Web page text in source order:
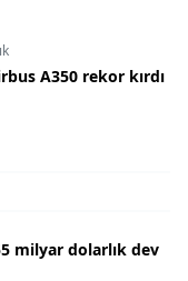
A350 rekor kırdı
milyar dolarlık dev